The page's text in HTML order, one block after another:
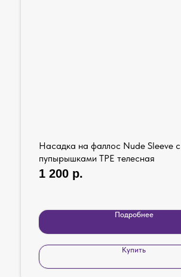
Насадка на фаллос Nude Sleeve с
пупырышками TPE телесная
1 200 р.
Подробнее
Купить